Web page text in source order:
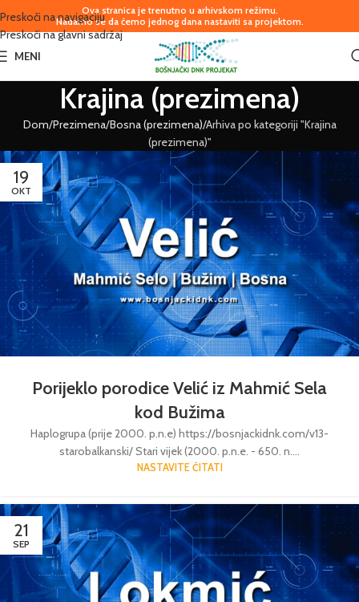
Preskoči na navigaciju
Preskoči na glavni sadržaj
Ova stranica je trenutno u arhivskom režimu.
Nadamo se da ćemo jednog dana nastaviti sa projektom.
MENI
Krajina (prezimena)
Dom Prezimena Bosna (prezimena) Arhiva po kategoriji "Krajina
(prezimena)"
19
OKT
Porijeklo porodice Velić iz Mahmić Sela
kod Bužima
Haplogrupa (prije 2000. p.n.e) https://bosnjackidnk.com/v13-
starobalkanski/ Stari vijek (2000. p.n.e. - 650. n....
NASTAVITE ČITATI
21
SEP